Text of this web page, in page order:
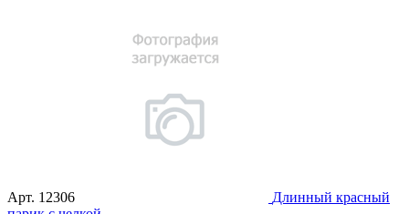
Арт. 12306
Длинный красный